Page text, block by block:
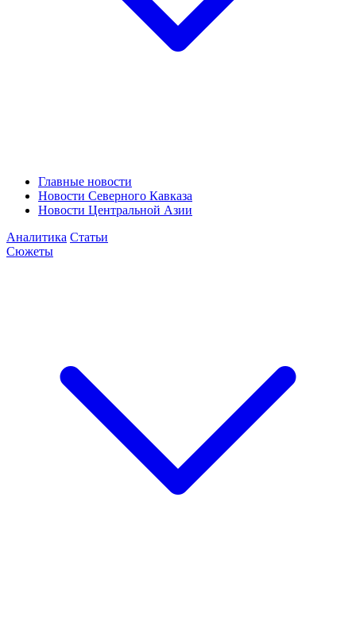
Главные новости
Новости Северного Кавказа
Новости Центральной Азии
Аналитика Статьи
Сюжеты